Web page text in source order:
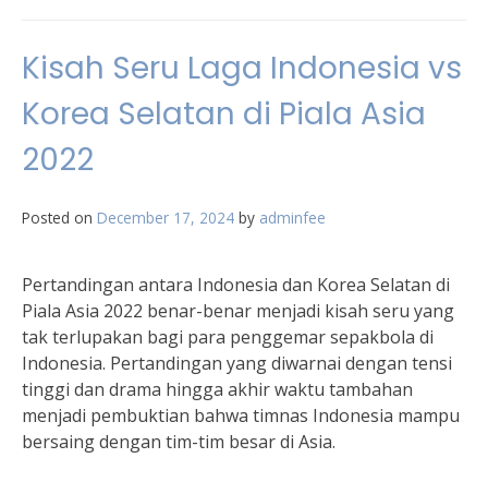
Kisah Seru Laga Indonesia vs
Korea Selatan di Piala Asia
2022
Posted on December 17, 2024 by adminfee
Pertandingan antara Indonesia dan Korea Selatan di
Piala Asia 2022 benar-benar menjadi kisah seru yang
tak terlupakan bagi para penggemar sepakbola di
Indonesia. Pertandingan yang diwarnai dengan tensi
tinggi dan drama hingga akhir waktu tambahan
menjadi pembuktian bahwa timnas Indonesia mampu
bersaing dengan tim-tim besar di Asia.